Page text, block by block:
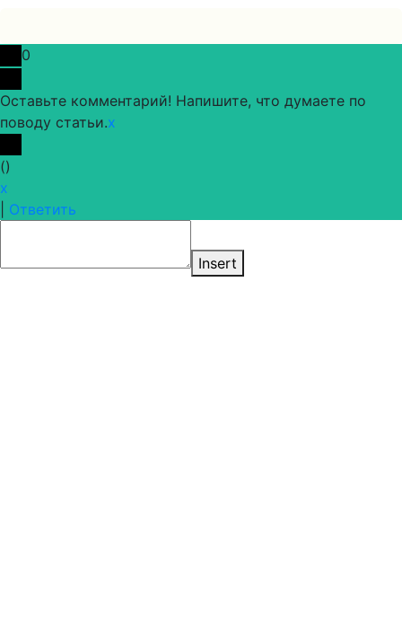
0
Оставьте комментарий! Напишите, что думаете по
поводу статьи.x
()
x
Ответить
Insert